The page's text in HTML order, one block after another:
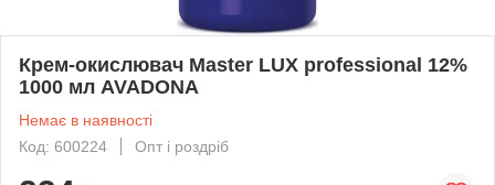
Крем-окислювач Master LUX professional 12%
1000 мл AVADONA
Немає в наявності
Код: 600224
Опт і роздріб